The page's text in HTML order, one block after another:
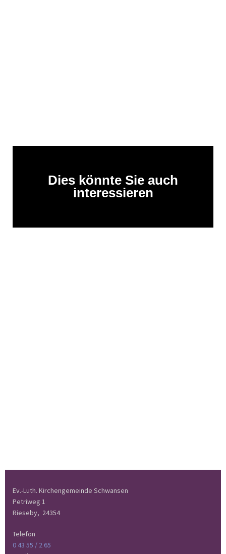
Dies könnte Sie auch
interessieren
Ev.-Luth. Kirchengemeinde Schwansen
Petriweg 1
Rieseby, 24354
Telefon
0 43 55 / 2 65